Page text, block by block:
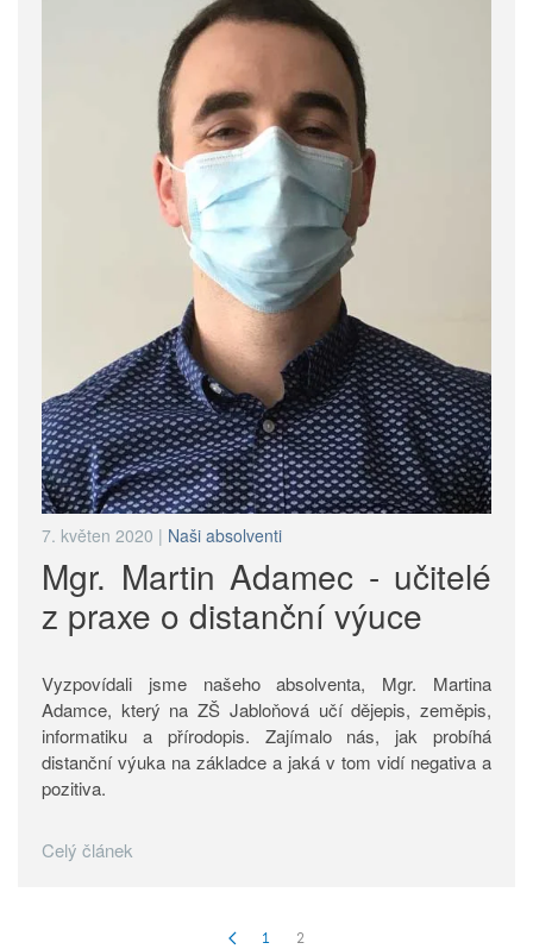
7. květen 2020 | Naši absolventi
Mgr. Martin Adamec - učitelé
z praxe o distanční výuce
Vyzpovídali jsme našeho absolventa, Mgr. Martina
Adamce, který na ZŠ Jabloňová učí dějepis, zeměpis,
informatiku a přírodopis. Zajímalo nás, jak probíhá
distanční výuka na základce a jaká v tom vidí negativa a
pozitiva.
Celý článek
1 2